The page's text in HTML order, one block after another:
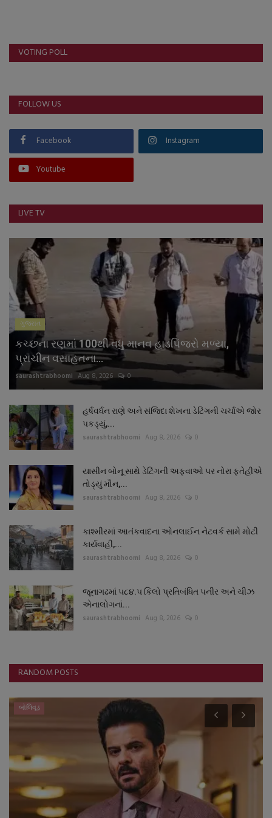
આંતરરાષ્ટ્રીય
રાષ્ટ્રીય
ગુજરાત
Support US
બજારના સમાચાર
નાણાંકીય સમાચાર
સ્થાનિક સમાચાર
સ્પોર્ટ્સ
રાશિફળ
ગુનાખોરી
બોલિવૂડ
સ્વાસ્થ્ય
VOTING POLL
FOLLOW US
Facebook Instagram
Youtube
LIVE TV
ગુજરાત
કચ્છના રણમાં 100થી વધુ માનવ હાડપિંજરો મળ્યા,
પ્રાચીન વસાહતના...
saurashtrabhoomi Aug 8, 2026 0
હર્ષવર્ધન રાણે અને સંજિદા શેખના ડેટિંગની ચર્ચાએ જોર
પકડ્યું,...
saurashtrabhoomi Aug 8, 2026 0
યાસીન બોનૂ સાથે ડેટિંગની અફવાઓ પર નોરા ફતેહીએ
તોડ્યું મૌન,...
saurashtrabhoomi Aug 8, 2026 0
કાશ્મીરમાં આતંકવાદના ઓનલાઈન નેટવર્ક સામે મોટી
કાર્યવાહી,...
saurashtrabhoomi Aug 8, 2026 0
જૂનાગઢમાં ૫૮૪.૫ કિલો પ્રતિબંધિત પનીર અને ચીઝ
એનાલોગનાં...
saurashtrabhoomi Aug 8, 2026 0
RANDOM POSTS
બોલિવૂડ